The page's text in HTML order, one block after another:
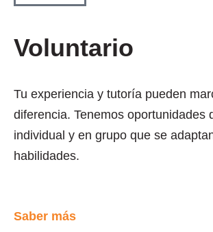
Voluntario
Tu experiencia y tutoría pueden
diferencia. Tenemos oportunidades
individual y en grupo que se
habilidades.
Saber más